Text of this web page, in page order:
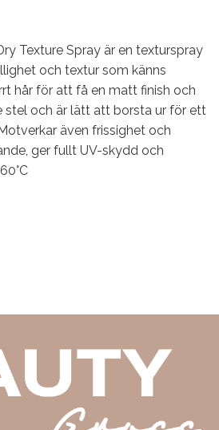
Texture Spray är en texturspray
och textur som känns
hår för att få en matt finish och
stel och är lätt att borsta ur för ett
även frissighet och
ger fullt UV-skydd och